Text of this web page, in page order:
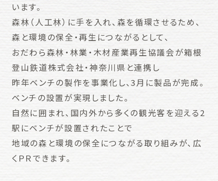
います。
森林（人工林）に手を入れ、森を循環させるため、
森と環境の保全・再生につながるとして、
おだわら森林・林業・木材産業再生協議会が箱根
登山鉄道株式会社・神奈川県と連携し
昨年ベンチの製作を事業化し、3月に製品が完成。
ベンチの設置が実現しました。
自然に囲まれ、国内外から多くの観光客を迎える2
駅にベンチが設置されたことで
地域の森と環境の保全につながる取り組みが、広
くＰＲできます。